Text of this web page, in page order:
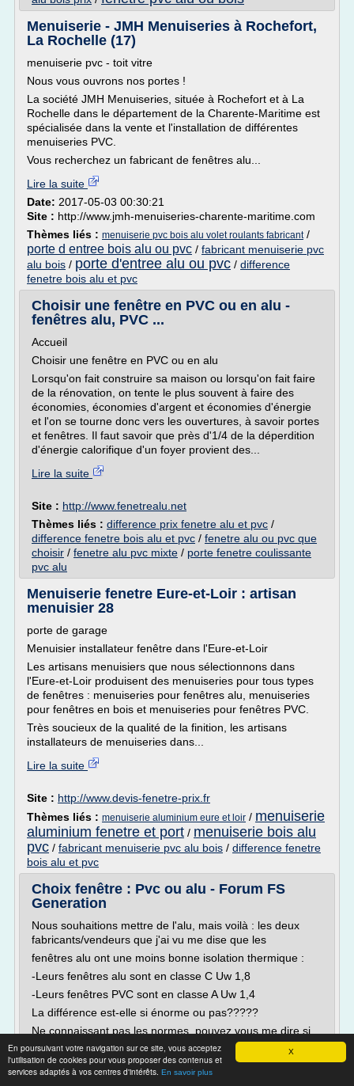
X
En poursuivant votre navigation sur ce site, vous acceptez
l'utilisation de cookies pour vous proposer des contenus et
services adaptés à vos centres d'intérêts. En savoir plus
Menuiserie - JMH Menuiseries à Rochefort,
La Rochelle (17)
menuiserie pvc - toit vitre
Nous vous ouvrons nos portes !
La société JMH Menuiseries, située à Rochefort et à La
Rochelle dans le département de la Charente-Maritime est
spécialisée dans la vente et l'installation de différentes
menuiseries PVC.
Vous recherchez un fabricant de fenêtres alu...
Lire la suite
Date: 2017-05-03 00:30:21
Site : http://www.jmh-menuiseries-charente-maritime.com
Thèmes liés : menuiserie pvc bois alu volet roulants fabricant/
porte d entree bois alu ou pvc / fabricant menuiserie pvc
alu bois / porte d'entree alu ou pvc / difference
fenetre bois alu et pvc
Choisir une fenêtre en PVC ou en alu -
fenêtres alu, PVC ...
Accueil
Choisir une fenêtre en PVC ou en alu
Lorsqu'on fait construire sa maison ou lorsqu'on fait faire
de la rénovation, on tente le plus souvent à faire des
économies, économies d'argent et économies d'énergie
et l'on se tourne donc vers les ouvertures, à savoir portes
et fenêtres. Il faut savoir que près d'1/4 de la déperdition
d'énergie calorifique d'un foyer provient des...
Lire la suite
Site : http://www.fenetrealu.net
Thèmes liés : difference prix fenetre alu et pvc /
difference fenetre bois alu et pvc / fenetre alu ou pvc que
choisir / fenetre alu pvc mixte / porte fenetre coulissante
pvc alu
Menuiserie fenetre Eure-et-Loir : artisan
menuisier 28
porte de garage
Menuisier installateur fenêtre dans l'Eure-et-Loir
Les artisans menuisiers que nous sélectionnons dans
l'Eure-et-Loir produisent des menuiseries pour tous types
de fenêtres : menuiseries pour fenêtres alu, menuiseries
pour fenêtres en bois et menuiseries pour fenêtres PVC.
Très soucieux de la qualité de la finition, les artisans
installateurs de menuiseries dans...
Lire la suite
Site : http://www.devis-fenetre-prix.fr
Thèmes liés : menuiserie aluminium eure et loir / menuiserie
aluminium fenetre et port / menuiserie bois alu
pvc / fabricant menuiserie pvc alu bois / difference fenetre
bois alu et pvc
Choix fenêtre : Pvc ou alu - Forum FS
Generation
Nous souhaitions mettre de l'alu, mais voilà : les deux
fabricants/vendeurs que j'ai vu me dise que les
fenêtres alu ont une moins bonne isolation thermique :
-Leurs fenêtres alu sont en classe C Uw 1,8
-Leurs fenêtres PVC sont en classe A Uw 1,4
La différence est-elle si énorme ou pas?????
Ne connaissant pas les normes, pouvez vous me dire si
celle en alu est correct ou pas??
Ce n'est pas...